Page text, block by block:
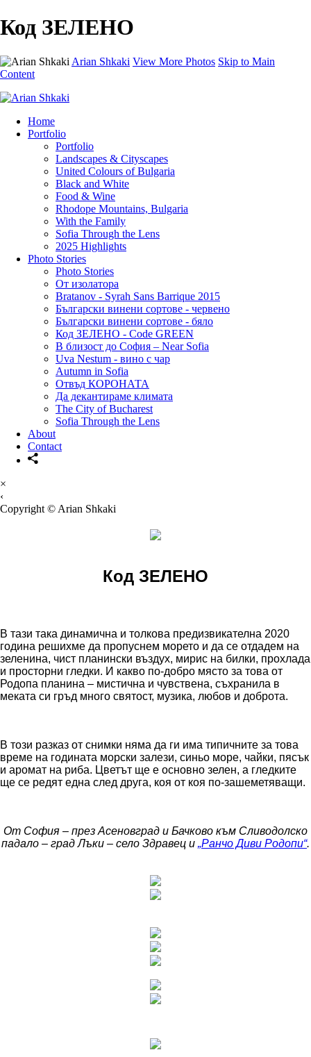
Код ЗЕЛЕНО
Arian Shkaki View More Photos Skip to Main
Content
Home
Portfolio
Portfolio
Landscapes & Cityscapes
United Colours of Bulgaria
Black and White
Food & Wine
Rhodope Mountains, Bulgaria
With the Family
Sofia Through the Lens
2025 Highlights
Photo Stories
Photo Stories
От изолатора
Bratanov - Syrah Sans Barrique 2015
Български винени сортове - червено
Български винени сортове - бяло
Код ЗЕЛЕНО - Code GREEN
В близост до София – Near Sofia
Uva Nestum - вино с чар
Autumn in Sofia
Отвъд КОРОНАТА
Да декантираме климата
The City of Bucharest
Sofia Through the Lens
About
Contact
×
‹
Copyright © Arian Shkaki
Код ЗЕЛЕНО
В тази така динамична и толкова предизвикателна 2020
година решихме да пропуснем морето и да се отдадем на
зеленина, чист планински въздух, мирис на билки, прохлада
и просторни гледки. И какво по-добро място за това от
Родопа планина – мистична и чувствена, съхранила в
меката си гръд много святост, музика, любов и доброта.
В този разказ от снимки няма да ги има типичните за това
време на годината морски залези, синьо море, чайки, пясък
и аромат на риба. Цветът ще е основно зелен, а гледките
ще се редят една след друга, коя от коя по-зашеметяващи.
От София – през Асеновград и Бачково към Сливодолско
падало – град Лъки – село Здравец и „Ранчо Диви Родопи“.